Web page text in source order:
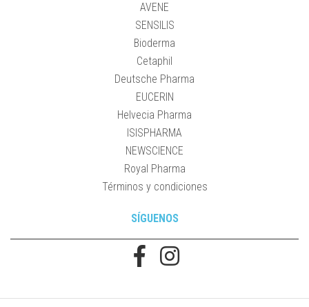
AVENE
SENSILIS
Bioderma
Cetaphil
Deutsche Pharma
EUCERIN
Helvecia Pharma
ISISPHARMA
NEWSCIENCE
Royal Pharma
Términos y condiciones
SÍGUENOS